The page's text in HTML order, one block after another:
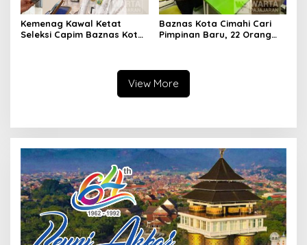
Kemenag Kawal Ketat
Seleksi Capim Baznas Kota
Baznas Kota Cimahi Cari
Pimpinan Baru, 22 Orang
View More